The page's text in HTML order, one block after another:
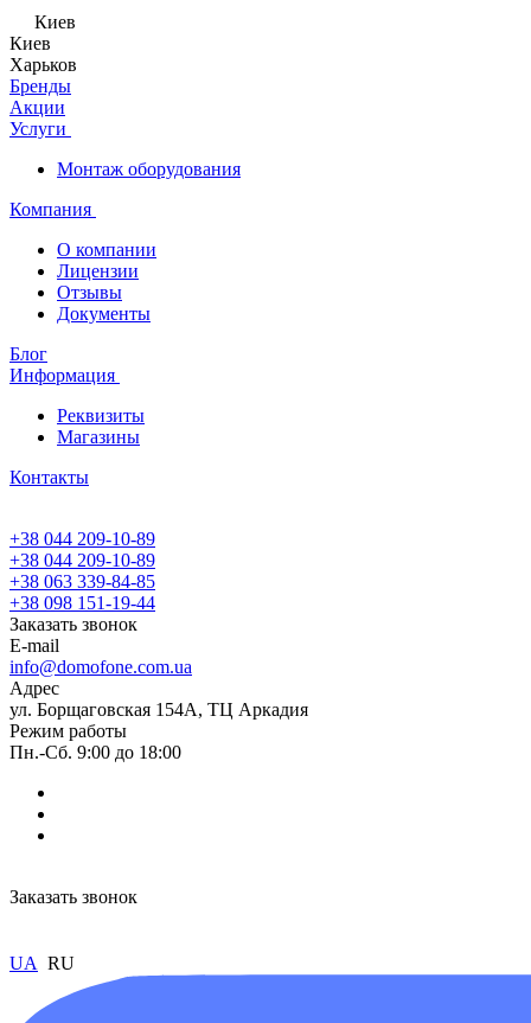
Киев
Киев
Харьков
Бренды
Акции
Услуги
Монтаж оборудования
Компания
О компании
Лицензии
Отзывы
Документы
Блог
Информация
Реквизиты
Магазины
Контакты
+38 044 209-10-89
+38 044 209-10-89
+38 063 339-84-85
+38 098 151-19-44
Заказать звонок
E-mail
info@domofone.com.ua
Адрес
ул. Борщаговская 154А, ТЦ Аркадия
Режим работы
Пн.-Сб. 9:00 до 18:00
Заказать звонок
UA RU